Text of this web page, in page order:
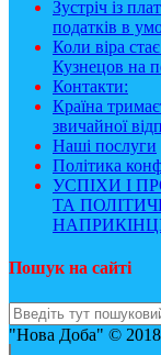
Зустріч із
податків в
Коли віра
Кузнецов на
Контакти:
Країна
звичайної
Наші послуги
Політика
УСПІХИ І
ТА
Пошук на сайті
"Нова Доба" © 2018